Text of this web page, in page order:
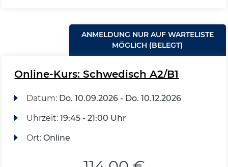
ANMELDUNG NUR AUF WARTELISTE
MÖGLICH (BELEGT)
Online-Kurs: Schwedisch A2/B1
Datum: Do. 10.09.2026 - Do. 10.12.2026
Uhrzeit: 19:45 - 21:00 Uhr
Ort: Online